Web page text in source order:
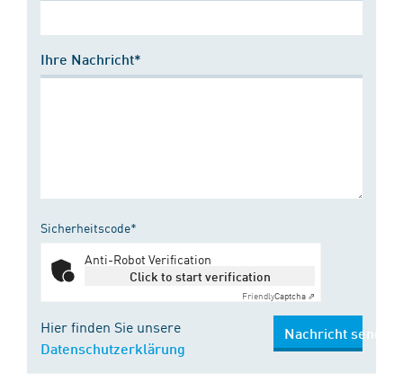
Ihre Nachricht*
Sicherheitscode*
Anti-Robot Verification
Click to start verification
FriendlyCaptcha ⇗
Hier finden Sie unsere
Datenschutzerklärung
Nachricht senden